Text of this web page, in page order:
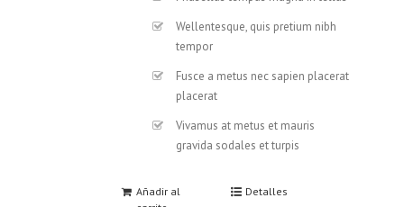
Wellentesque, quis pretium nibh
tempor
Fusce a metus nec sapien placerat
placerat
Vivamus at metus et mauris
gravida sodales et turpis
Añadir al
Detalles